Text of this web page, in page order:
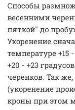
Способы
весенними
пяткой" до
Укоренение
температуре +15
+20 - +23
черенков. Так
(укоренение
кроны при этом